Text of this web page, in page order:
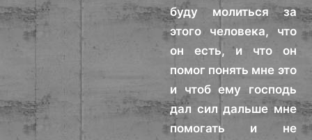
буду молиться за
этого человека, что
он есть, и что он
помог понять мне это
и чтоб ему господь
дал сил дальше мне
помогать и не